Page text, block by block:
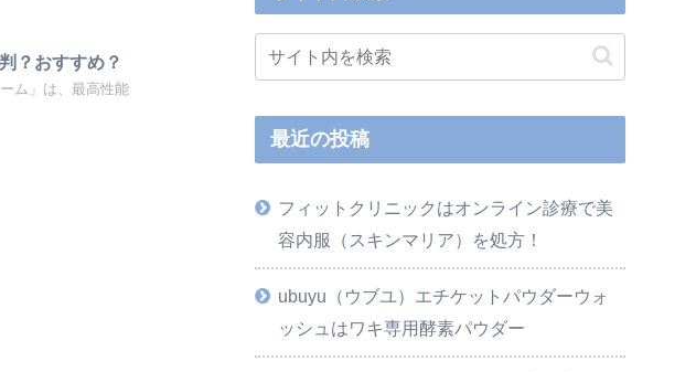
？おすすめ？
ム」は、最高性能
最近の投稿
フィットクリニックはオンライン診療で美
容内服（スキンマリア）を処方！
ubuyu（ウブユ）エチケットパウダーウォ
ッシュはワキ専用酵素パウダー